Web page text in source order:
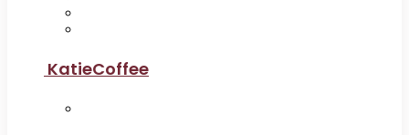
KatieCoffee